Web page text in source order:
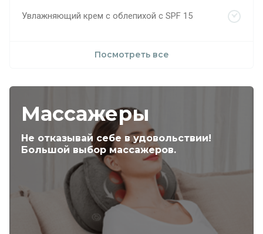
Увлажняющий крем с облепихой с SPF 15
Посмотреть все
Массажеры
Не отказывай себе в удовольствии!
Большой выбор массажеров.